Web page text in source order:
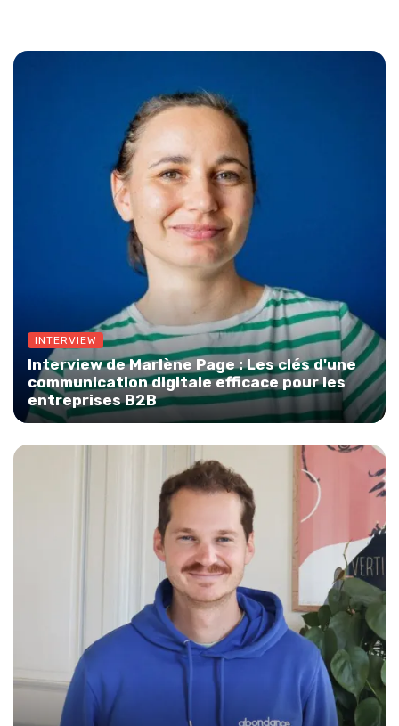
INTERVIEW
Interview de Marlène Page : Les clés d'une
communication digitale efficace pour les
entreprises B2B